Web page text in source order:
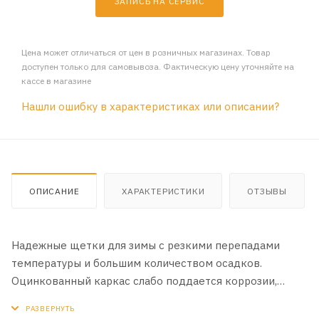
Цена может отличаться от цен в розничных магазинах. Товар
доступен только для самовывоза. Фактическую цену уточняйте на
кассе в магазине
Нашли ошибку в характеристиках или описании?
ОПИСАНИЕ ХАРАКТЕРИСТИКИ ОТЗЫВЫ
Надежные щетки для зимы с резкими перепадами
температуры и большим количеством осадков.
Оцинкованный каркас слабо поддается коррозии,